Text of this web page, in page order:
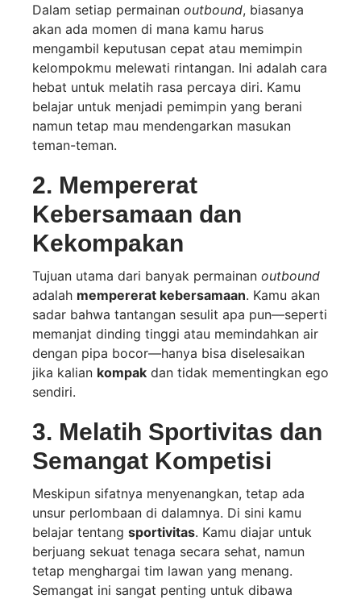
Dalam setiap permainan outbound, biasanya
akan ada momen di mana kamu harus
mengambil keputusan cepat atau memimpin
kelompokmu melewati rintangan. Ini adalah cara
hebat untuk melatih rasa percaya diri. Kamu
belajar untuk menjadi pemimpin yang berani
namun tetap mau mendengarkan masukan
teman-teman.
2. Mempererat
Kebersamaan dan
Kekompakan
Tujuan utama dari banyak permainan outbound
adalah mempererat kebersamaan. Kamu akan
sadar bahwa tantangan sesulit apa pun—seperti
memanjat dinding tinggi atau memindahkan air
dengan pipa bocor—hanya bisa diselesaikan
jika kalian kompak dan tidak mementingkan ego
sendiri.
3. Melatih Sportivitas dan
Semangat Kompetisi
Meskipun sifatnya menyenangkan, tetap ada
unsur perlombaan di dalamnya. Di sini kamu
belajar tentang sportivitas. Kamu diajar untuk
berjuang sekuat tenaga secara sehat, namun
tetap menghargai tim lawan yang menang.
Semangat ini sangat penting untuk dibawa